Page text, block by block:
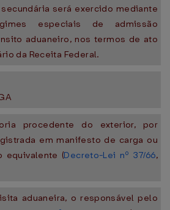
será exercido mediante
especiais de admissão
aduaneiro, nos termos de ato
da Receita Federal.
procedente do exterior, por
em manifesto de carga ou
equivalente (Decreto-Lei nº 37/66,
aduaneira, o responsável pelo